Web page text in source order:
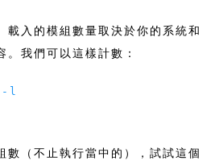
載入的模組數量取決於你的系統和
。我們可以這樣計數：
- l
數（不止執行當中的），試試這個